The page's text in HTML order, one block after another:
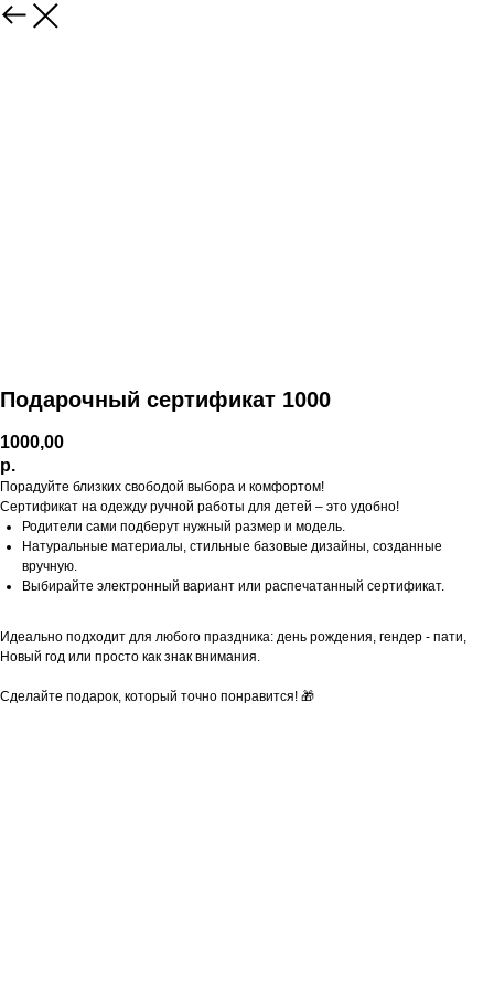
Подарочный сертификат 1000
1000,00
р.
Порадуйте близких свободой выбора и комфортом!
Сертификат на одежду ручной работы для детей – это удобно!
Родители сами подберут нужный размер и модель.
Натуральные материалы, стильные базовые дизайны, созданные
вручную.
Выбирайте электронный вариант или распечатанный сертификат.
Идеально подходит для любого праздника: день рождения, гендер - пати,
Новый год или просто как знак внимания.
Сделайте подарок, который точно понравится! 🎁